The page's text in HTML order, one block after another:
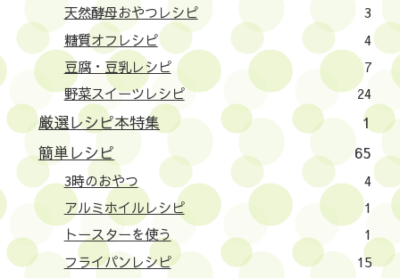
天然酵母おやつレシピ
3
糖質オフレシピ
4
豆腐・豆乳レシピ
7
野菜スイーツレシピ
24
厳選レシピ本特集
1
簡単レシピ
65
3時のおやつ
4
アルミホイルレシピ
1
トースターを使う
1
フライパンレシピ
15